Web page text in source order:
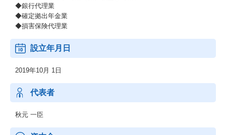
◆銀行代理業
◆確定拠出年金業
◆損害保険代理業
設立年月日
2019年10月 1日
代表者
秋元 一臣